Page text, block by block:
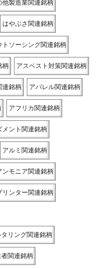
他製造業関連銘柄
はやぶさ関連銘柄
トソーシング関連銘柄
柄 アスベスト対策関連銘柄
連銘柄 アパレル関連銘柄
アフリカ関連銘柄
メント関連銘柄
アルミ関連銘柄
ンモニア関連銘柄
リンター関連銘柄
リング関連銘柄
関連銘柄